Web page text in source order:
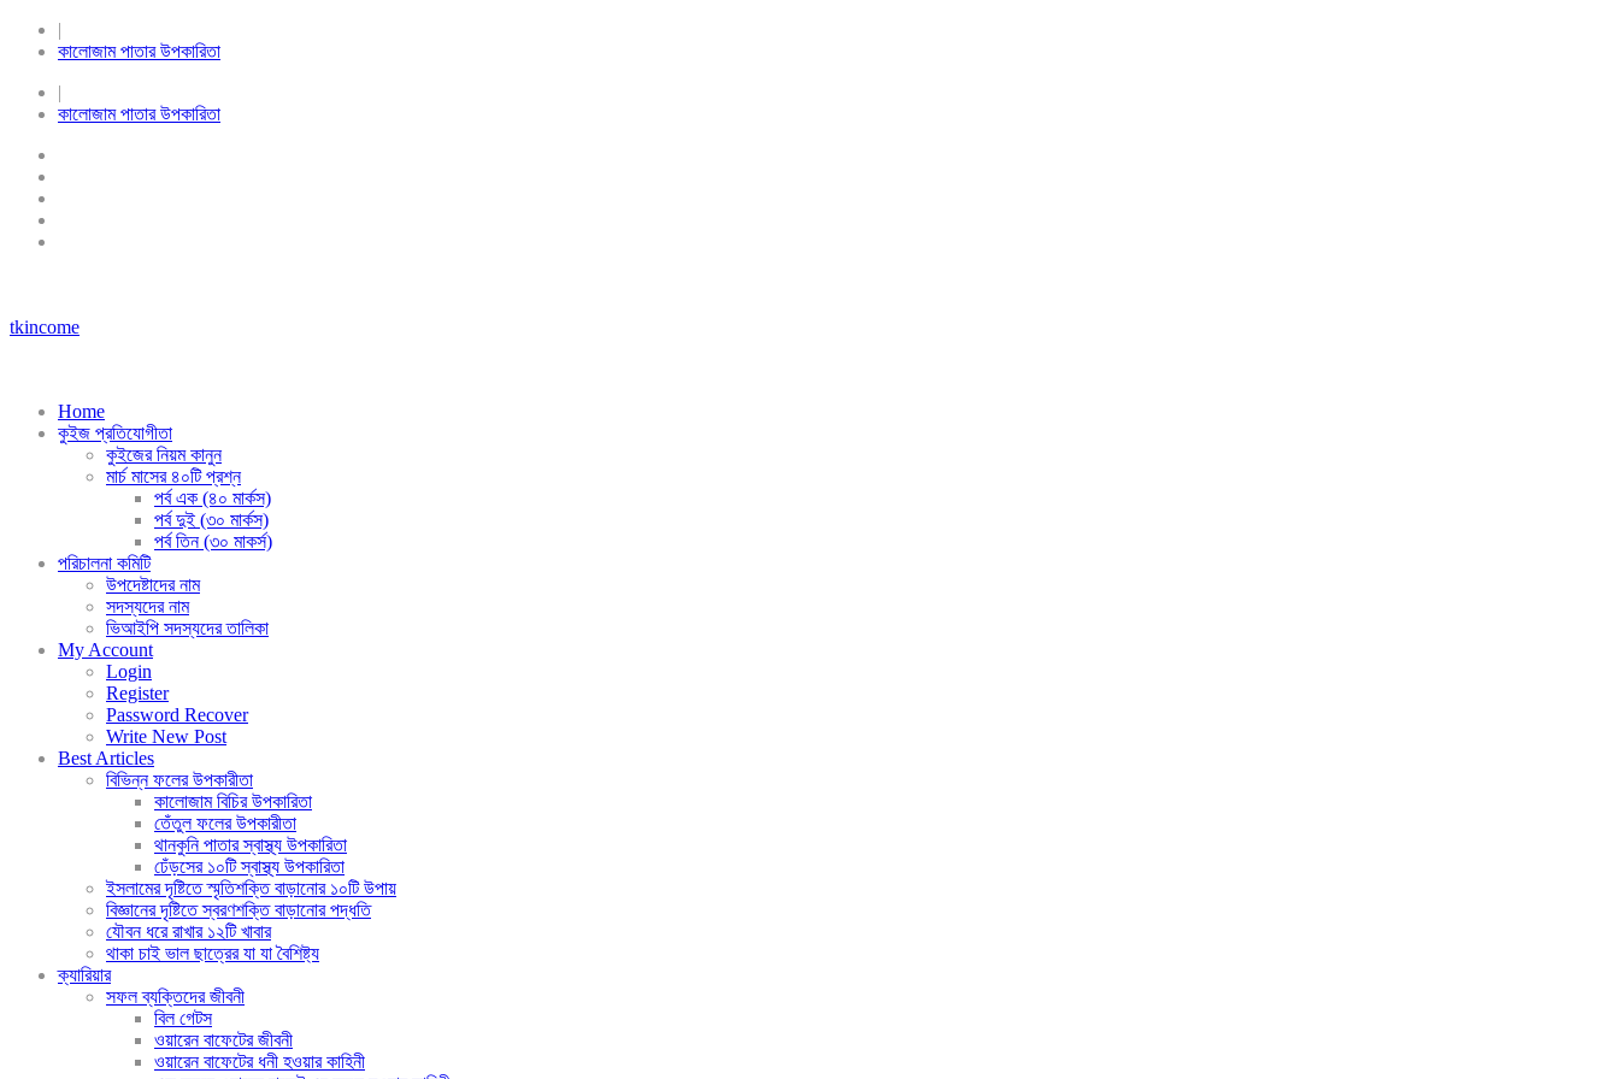
|
কালোজাম পাতার উপকারিতা
|
কালোজাম পাতার উপকারিতা
tkincome
Home
কুইজ প্রতিযোগীতা
কুইজের নিয়ম কানুন
মার্চ মাসের ৪০টি প্রশ্ন
পর্ব এক (৪০ মার্কস)
পর্ব দুই (৩০ মার্কস)
পর্ব তিন (৩০ মাকর্স)
পরিচালনা কমিটি
উপদেষ্টাদের নাম
সদস্যদের নাম
ভিআইপি সদস্যদের তালিকা
My Account
Login
Register
Password Recover
Write New Post
Best Articles
বিভিন্ন ফলের উপকারীতা
কালোজাম বিচির উপকারিতা
তেঁতুল ফলের উপকারীতা
থানকুনি পাতার স্বাস্থ্য উপকারিতা
ঢেঁড়সের ১০টি স্বাস্থ্য উপকারিতা
ইসলামের দৃষ্টিতে স্মৃতিশক্তি বাড়ানোর ১০টি উপায়
বিজ্ঞানের দৃষ্টিতে স্বরণশক্তি বাড়ানোর পদ্ধতি
যৌবন ধরে রাখার ১২টি খাবার
থাকা চাই ভাল ছাত্রের যা যা বৈশিষ্ট্য
ক্যারিয়ার
সফল ব্যক্তিদের জীবনী
বিল গেটস
ওয়ারেন বাফেটের জীবনী
ওয়ারেন বাফেটের ধনী হওয়ার কাহিনী